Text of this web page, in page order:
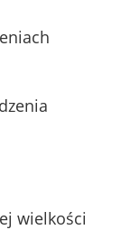
wielkości